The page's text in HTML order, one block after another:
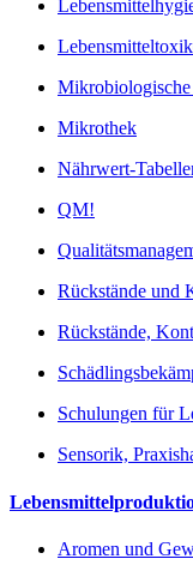
Mikrothek
Nährwert-
QM!
Rückstände und
Rückstände,
Schulungen für
Sensorik,
Aromen und